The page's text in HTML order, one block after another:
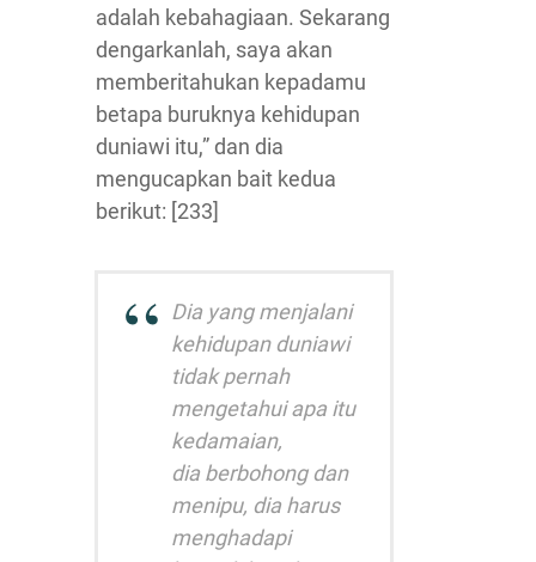
adalah kebahagiaan. Sekarang
dengarkanlah, saya akan
memberitahukan kepadamu
betapa buruknya kehidupan
duniawi itu,” dan dia
mengucapkan bait kedua
berikut: [233]
Dia yang menjalani
kehidupan duniawi
tidak pernah
mengetahui apa itu
kedamaian,
dia berbohong dan
menipu, dia harus
menghadapi